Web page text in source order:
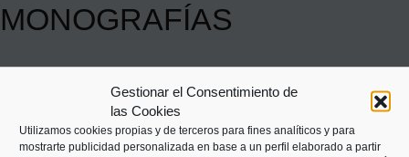
Gestionar el Consentimiento de
las Cookies
Utilizamos cookies propias y de terceros para fines analíticos y para
mostrarte publicidad personalizada en base a un perfil elaborado a partir
MONOGRAFÍAS
(libros y folletos) principalmente ligada a las
exposiciones temporales que produce. El empeño
en mantener una producción editorial continuada y